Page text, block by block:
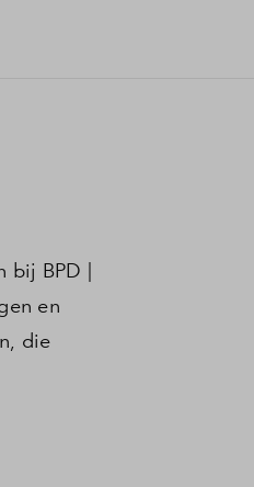
BPD |
en
die